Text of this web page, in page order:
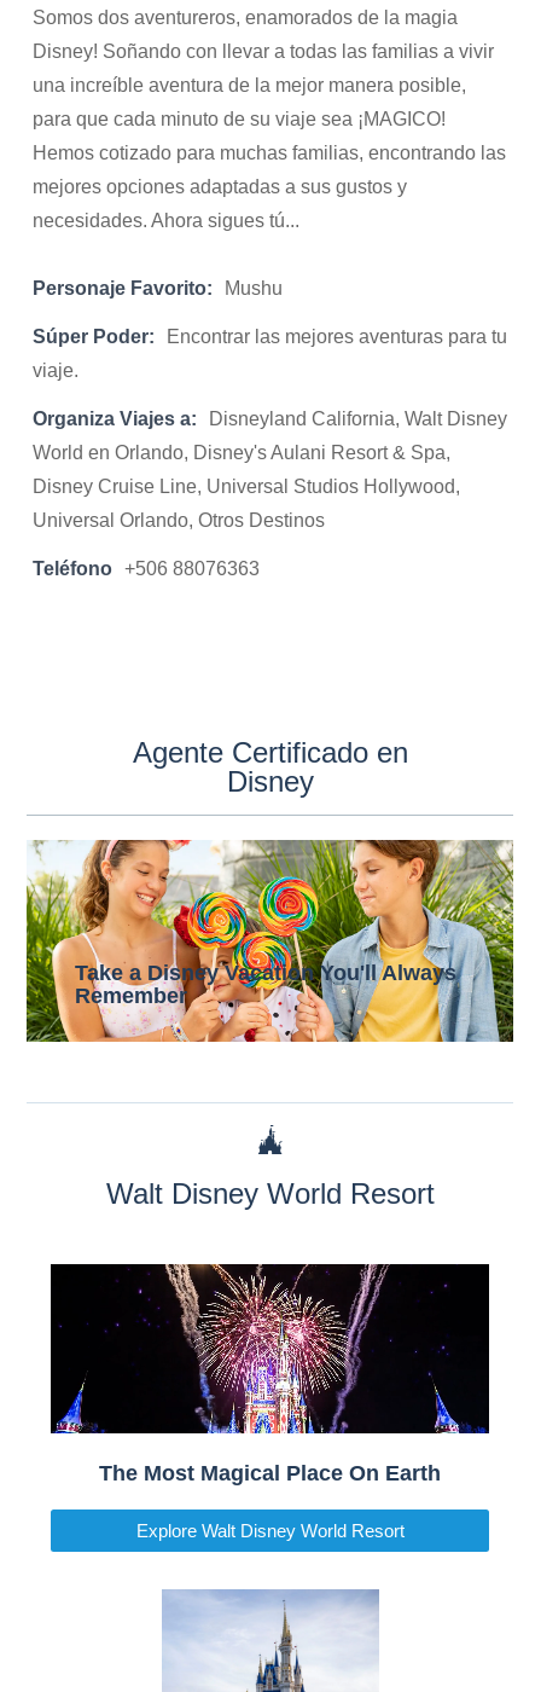
Somos dos aventureros, enamorados de la magia
Disney! Soñando con llevar a todas las familias a vivir
una increíble aventura de la mejor manera posible,
para que cada minuto de su viaje sea ¡MAGICO!
Hemos cotizado para muchas familias, encontrando las
mejores opciones adaptadas a sus gustos y
necesidades. Ahora sigues tú...
Personaje Favorito: Mushu
Súper Poder:
Encontrar las mejores aventuras para tu
viaje.
Organiza Viajes a:
Disneyland California, Walt Disney
World en Orlando, Disney's Aulani Resort & Spa,
Disney Cruise Line, Universal Studios Hollywood,
Universal Orlando, Otros Destinos
Teléfono +506 88076363